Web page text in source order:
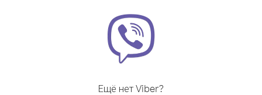
Ещё нет Viber?